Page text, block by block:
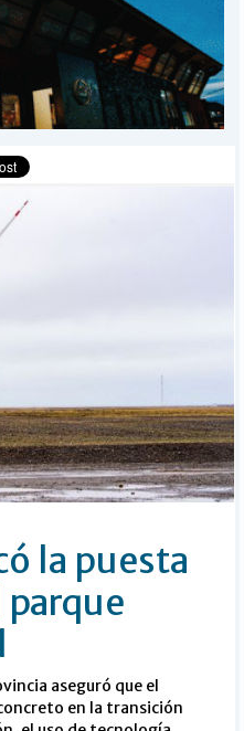
la puesta
parque
aseguró que el
en la transición